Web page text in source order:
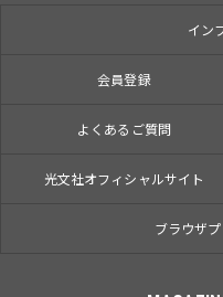
イン
会員登録
よくあるご質問
光文社オフィシャルサイト
ブラウザ